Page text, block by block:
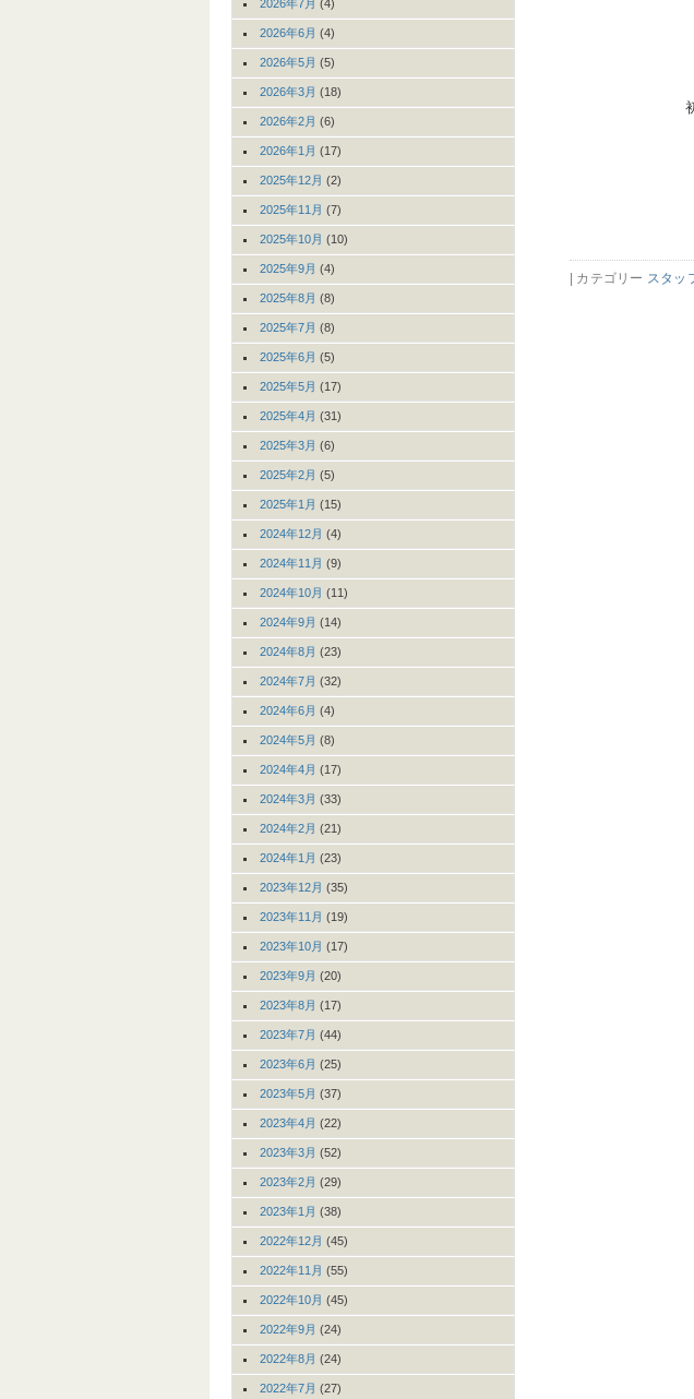
| カテゴリー スタッ
2026年7月 (4)
2026年6月 (4)
2026年5月 (5)
2026年3月 (18)
2026年2月 (6)
2026年1月 (17)
2025年12月 (2)
2025年11月 (7)
2025年10月 (10)
2025年9月 (4)
2025年8月 (8)
2025年7月 (8)
2025年6月 (5)
2025年5月 (17)
2025年4月 (31)
2025年3月 (6)
2025年2月 (5)
2025年1月 (15)
2024年12月 (4)
2024年11月 (9)
2024年10月 (11)
2024年9月 (14)
2024年8月 (23)
2024年7月 (32)
2024年6月 (4)
2024年5月 (8)
2024年4月 (17)
2024年3月 (33)
2024年2月 (21)
2024年1月 (23)
2023年12月 (35)
2023年11月 (19)
2023年10月 (17)
2023年9月 (20)
2023年8月 (17)
2023年7月 (44)
2023年6月 (25)
2023年5月 (37)
2023年4月 (22)
2023年3月 (52)
2023年2月 (29)
2023年1月 (38)
2022年12月 (45)
2022年11月 (55)
2022年10月 (45)
2022年9月 (24)
2022年8月 (24)
2022年7月 (27)